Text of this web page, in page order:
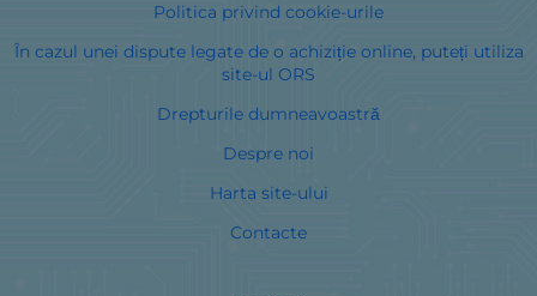
Politica privind cookie-urile
În cazul unei dispute legate de o achiziție online, puteți utiliza
site-ul ORS
Drepturile dumneavoastră
Despre noi
Harta site-ului
Contacte